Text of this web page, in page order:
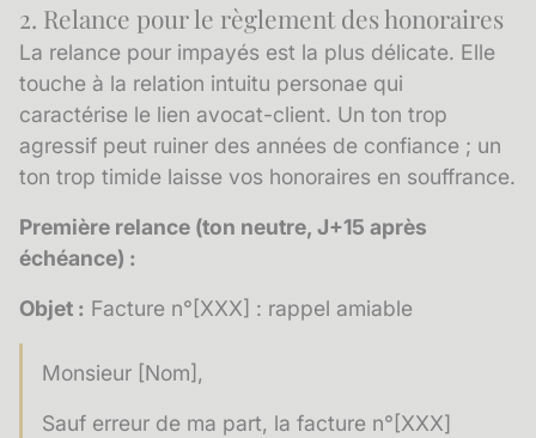
2. Relance pour le règlement des honoraires
La relance pour impayés est la plus délicate. Elle
touche à la relation intuitu personae qui
caractérise le lien avocat-client. Un ton trop
agressif peut ruiner des années de confiance ; un
ton trop timide laisse vos honoraires en souffrance.
Première relance (ton neutre, J+15 après
échéance) :
Objet : Facture n°[XXX] : rappel amiable
Monsieur [Nom],
Sauf erreur de ma part, la facture n°[XXX]